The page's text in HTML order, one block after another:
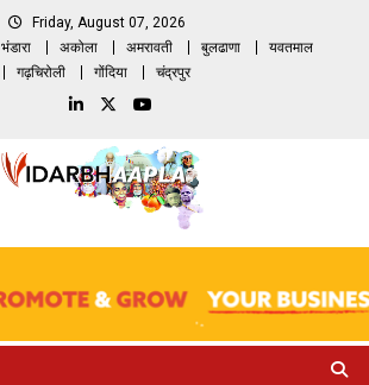
Friday, August 07, 2026
भंडारा अकोला अमरावती बुलढाणा
यवतमाल
गढ़चिरोली
गोंदिया चंद्रपुर